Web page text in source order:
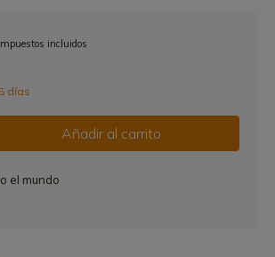
incluidos
días
Añadir al carrito
el mundo